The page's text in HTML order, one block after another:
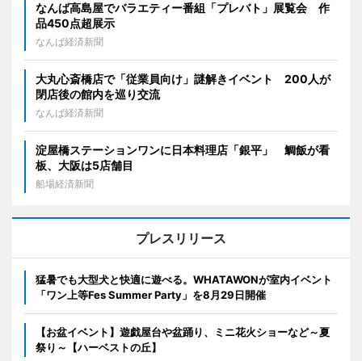
なんば高島屋でバラエティー番組「プレバト」展覧会 作
品450点超展示
なんば経済新聞
大丸心斎橋店で「従業員向け」謎解きイベント 200人が
閉店後の館内を巡り交流
なんば経済新聞
淀屋橋ステーションワンに日本料理店「銀平」 鯛飯が看
板、大阪は5店舗目
船場経済新聞
プレスリリース
猛暑でも大型犬と快適に遊べる。WHATAWONが室内イベント
「ワン上等Fes Summer Party」を8月29日開催
【お盆イベント】遊戯屋台や盆踊り、ミニ花火ショーなど～夏
祭り～【ハーベストの丘】